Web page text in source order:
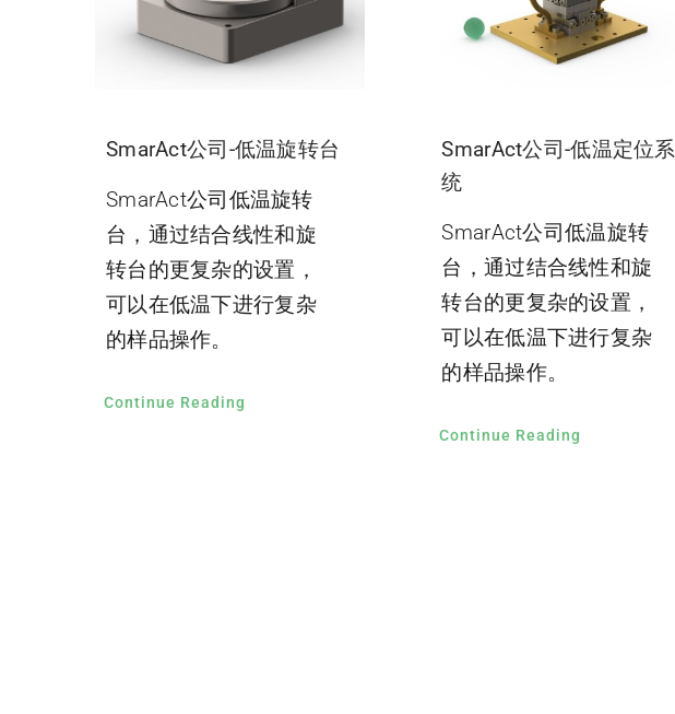
SmarAct公司-低温旋转台
SmarAct公司低温旋转
台，通过结合线性和旋
转台的更复杂的设置，
可以在低温下进行复杂
的样品操作。
Continue Reading
SmarAct公司-低温定位系
统
SmarAct公司低温旋转
台，通过结合线性和旋
转台的更复杂的设置，
可以在低温下进行复杂
的样品操作。
Continue Reading